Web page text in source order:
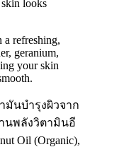
looks
refreshing,
geranium,
your skin
มันบำรุงผิวจาก
นพลังวิตามินอี
Oil (Organic),